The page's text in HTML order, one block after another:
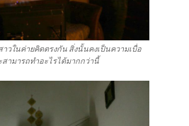
วในค่ายคิดตรงกัน สิ่งนั้นคงเป็นความเบื่อ
สามารถทำอะไรได้มากกว่านี้